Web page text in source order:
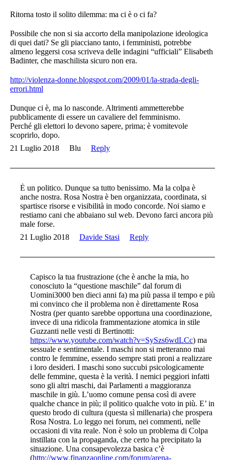
Ritorna tosto il solito dilemma: ma ci è o ci fa?
Possibile che non si sia accorto della manipolazione ideologica
di quei dati? Se gli piacciano tanto, i femministi, potrebbe
almeno leggersi cosa scriveva delle indagini “ufficiali” Elisabeth
Badinter, che maschilista sicuro non era.
http://violenza-donne.blogspot.com/2009/01/la-strada-degli-
errori.html
Dunque ci è, ma lo nasconde. Altrimenti ammetterebbe
pubblicamente di essere un cavaliere del femminismo.
Perché gli elettori lo devono sapere, prima; è vomitevole
scoprirlo, dopo.
21 Luglio 2018
Blu Reply
È un politico. Dunque sa tutto benissimo. Ma la colpa è
anche nostra. Rosa Nostra è ben organizzata, coordinata, si
spartisce risorse e visibilità in modo concorde. Noi siamo e
restiamo cani che abbaiano sul web. Devono farci ancora più
male forse.
21 Luglio 2018
Davide Stasi Reply
Capisco la tua frustrazione (che è anche la mia, ho
conosciuto la “questione maschile” dal forum di
Uomini3000 ben dieci anni fa) ma più passa il tempo e più
mi convinco che il problema non è direttamente Rosa
Nostra (per quanto sarebbe opportuna una coordinazione,
invece di una ridicola frammentazione atomica in stile
Guzzanti nelle vesti di Bertinotti:
https://www.youtube.com/watch?v=SySzs6wdLCc) ma
sessuale e sentimentale. I maschi non si metteranno mai
contro le femmine, essendo sempre stati proni a realizzare
i loro desideri. I maschi sono succubi psicologicamente
delle femmine, questa è la verità. I nemici peggiori infatti
sono gli altri maschi, dai Parlamenti a maggioranza
maschile in giù. L’uomo comune pensa così di avere
qualche chance in più; il politico qualche voto in più. E’ in
questo brodo di cultura (questa sì millenaria) che prospera
Rosa Nostra. Lo leggo nei forum, nei commenti, nelle
occasioni di vita reale. Non è solo un problema di Colpa
instillata con la propaganda, che certo ha precipitato la
situazione. Una consapevolezza basica c’è
(http://www.finanzaonline.com/forum/arena-